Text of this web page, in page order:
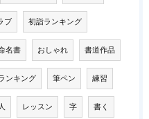
ブ 初詣ランキング
名書 おしゃれ 書道作品
ンキング 筆ペン 練習
レッスン 字 書く